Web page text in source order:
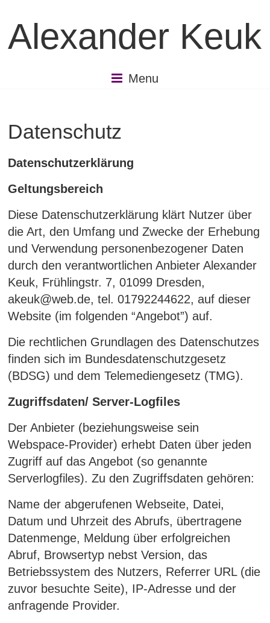
content
Alexander Keuk
Menu
Datenschutz
Datenschutzerklärung
Geltungsbereich
Diese Datenschutzerklärung klärt Nutzer über
die Art, den Umfang und Zwecke der Erhebung
und Verwendung personenbezogener Daten
durch den verantwortlichen Anbieter Alexander
Keuk, Frühlingstr. 7, 01099 Dresden,
akeuk@web.de, tel. 01792244622, auf dieser
Website (im folgenden “Angebot”) auf.
Die rechtlichen Grundlagen des Datenschutzes
finden sich im Bundesdatenschutzgesetz
(BDSG) und dem Telemediengesetz (TMG).
Zugriffsdaten/ Server-Logfiles
Der Anbieter (beziehungsweise sein
Webspace-Provider) erhebt Daten über jeden
Zugriff auf das Angebot (so genannte
Serverlogfiles). Zu den Zugriffsdaten gehören:
Name der abgerufenen Webseite, Datei,
Datum und Uhrzeit des Abrufs, übertragene
Datenmenge, Meldung über erfolgreichen
Abruf, Browsertyp nebst Version, das
Betriebssystem des Nutzers, Referrer URL (die
zuvor besuchte Seite), IP-Adresse und der
anfragende Provider.